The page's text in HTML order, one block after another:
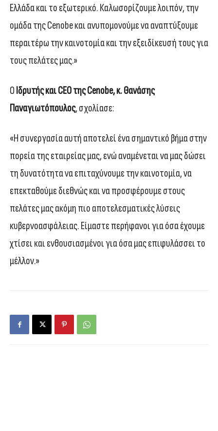
Ελλάδα και το εξωτερικό. Καλωσορίζουμε λοιπόν, την
ομάδα της Cenobe και ανυπομονούμε να αναπτύξουμε
περαιτέρω την καινοτομία και την εξειδίκευσή τους για
τους πελάτες μας.»
Ο Ιδρυτής και CEO της Cenobe, κ. Θανάσης
Παναγιωτόπουλος, σχολίασε:
«Η συνεργασία αυτή αποτελεί ένα σημαντικό βήμα στην
πορεία της εταιρείας μας, ενώ αναμένεται να μας δώσει
τη δυνατότητα να επιταχύνουμε την καινοτομία, να
επεκταθούμε διεθνώς και να προσφέρουμε στους
πελάτες μας ακόμη πιο αποτελεσματικές λύσεις
κυβερνοασφάλειας. Είμαστε περήφανοι για όσα έχουμε
χτίσει και ενθουσιασμένοι για όσα μας επιφυλάσσει το
μέλλον.»